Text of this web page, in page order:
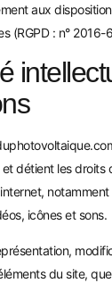
aux
(RGPD : n° 2016-
détient les droits
icônes et sons.
du site,